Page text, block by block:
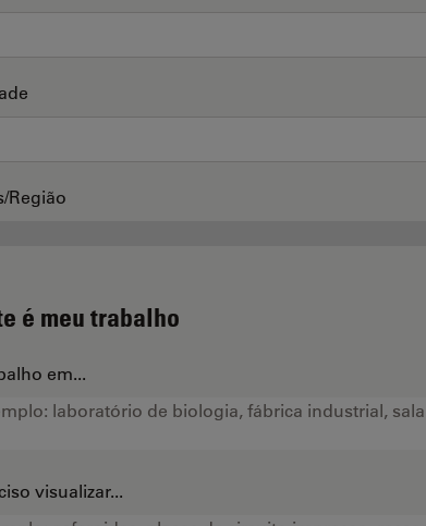
Região
é meu trabalho
em...
visualizar...